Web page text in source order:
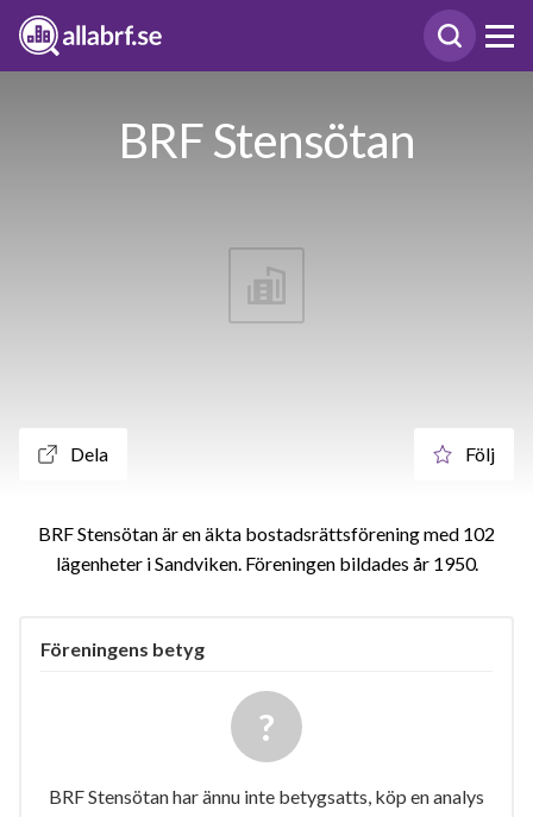
BRF Stensötan
Dela Följ
BRF Stensötan är en äkta bostadsrättsförening med 102
lägenheter i Sandviken. Föreningen bildades år 1950
Föreningens betyg
BRF Stensötan har ännu inte betygsatts, köp en analys